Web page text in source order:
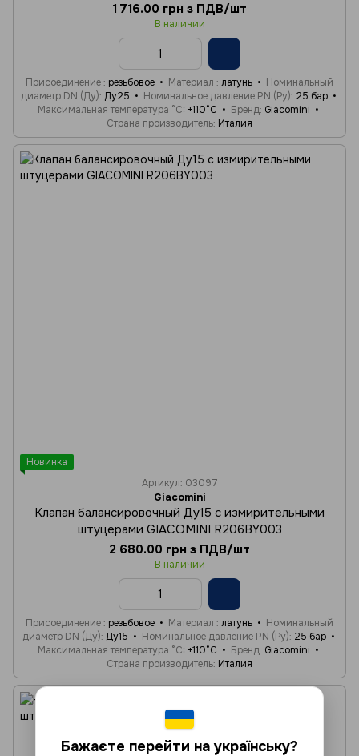
1 716.00 грн з ПДВ/шт
В наличии
Присоединение резьбовое Материал латунь
Номинальный
диаметр DN (Ду) Ду25 Номинальное давление PN (Ру) 25 бар
Максимальная температура °C +110°C Бренд Giacomini
Страна производитель Италия
Новинка
Артикул: 03097
Giacomini
Клапан балансировочный Ду15 с измирительными
штуцерами GIACOMINI R206BY003
2 680.00 грн з ПДВ/шт
В наличии
Присоединение резьбовое Материал латунь
Номинальный
диаметр DN (Ду) Ду15 Номинальное давление PN (Ру) 25 бар
Максимальная температура °C +110°C Бренд Giacomini
Страна производитель Италия
Бажаєте перейти на українську?